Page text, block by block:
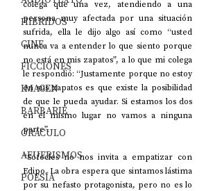
HÍBRIDOS
CINE
FICCIONES
IMAGEN
BARBARIE
ORÁCULO
AFUERISMOS
POESÍA
colega que una vez, atendiendo a una
persona muy afectada por una situación
sufrida, ella le dijo algo así como “usted
nunca va a entender lo que siento porque
no está en mis zapatos”, a lo que mi colega
le respondió: “Justamente porque no estoy
en sus zapatos es que existe la posibilidad
de que le pueda ayudar. Si estamos los dos
en el mismo lugar no vamos a ninguna
parte”.
“Sófocles no nos invita a empatizar con
Edipo. La obra espera que sintamos lástima
por su nefasto protagonista, pero no es lo